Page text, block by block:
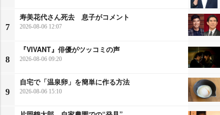
7
寿美花代さん死去 息子がコメント
2026-08-06 12:07
8
『VIVANT』俳優がツッコミの声
2026-08-06 09:20
9
自宅で「温泉卵」を簡単に作る方法
2026-08-06 15:10